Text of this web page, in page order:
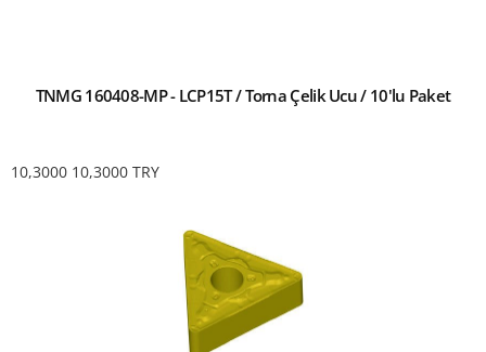
TNMG 160408-MP - LCP15T / Torna Çelik Ucu / 10'lu Paket
10,3000 10,3000 TRY